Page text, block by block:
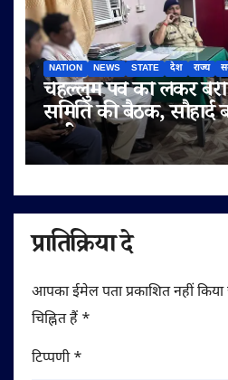
NATION NEWS STATE देश राज्य
चेहल्लुम पर्व को लेकर
समिति की बैठक, सौहार्द
अपील
प्रातिक्रिया दे
आपका ईमेल पता प्रकाशित नहीं किया
चिह्नित हैं *
टिप्पणी*